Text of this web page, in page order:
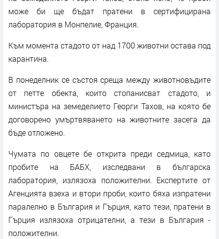
може би ще бъдат пратени в сертифицирана
лаборатория в Монпелие, Франция.
Към момента стадото от над 1700 животни остава под
карантина.
В понеделник се състоя среща между животновъдите
от петте обекта, които стопанисват стадото, и
министъра на земеделието Георги Тахов, на която бе
договорено умъртвяването на животните засега да
бъде отложено.
Чумата по овцете бе открита преди седмица, като
пробите на БАБХ, изследвани в българска
лаборатория, излязоха положителни. Експертите от
Агенцията взеха и втори проби, които бяха изпратени
паралелно в България и Гърция, като тези, пратени в
Гърция излязоха отрицателни, а тези в България -
положителни.